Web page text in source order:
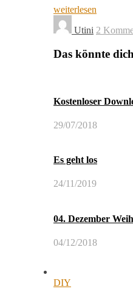
weiterlesen
Utini 2
Das könnte
Kostenloser
29/07/2018
Es geht los
24/11/2019
04. Dezember
04/12/2018
DIY